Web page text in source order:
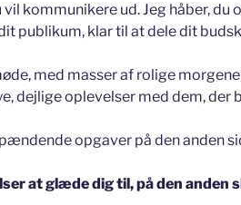
kommunikere ud. Jeg håber, du
publikum, klar til at dele dit
med masser af rolige
dejlige oplevelser med dem, der
opgaver på den anden
at glæde dig til, på den anden